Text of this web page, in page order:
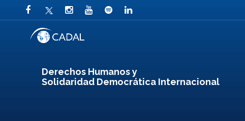
Derechos Humanos y
Solidaridad Democrática Internacional